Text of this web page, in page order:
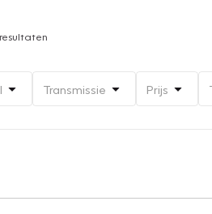
Transmissie Prijs